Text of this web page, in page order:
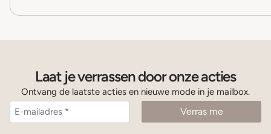
Laat je verrassen door onze acties
Ontvang de laatste acties en nieuwe mode in je mailbox.